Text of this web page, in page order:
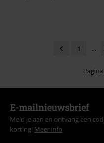
1 ...
E-mailnieuwsbrief
Meld je aan en ontvang een
korting! Meer info